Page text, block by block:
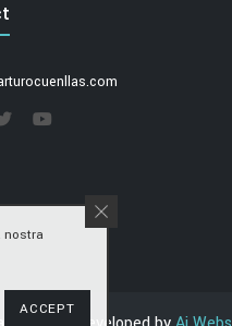
nostra
ACCEPT